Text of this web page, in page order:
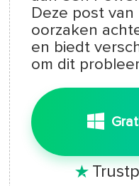
Deze post van
oorzaken
en biedt
om dit
